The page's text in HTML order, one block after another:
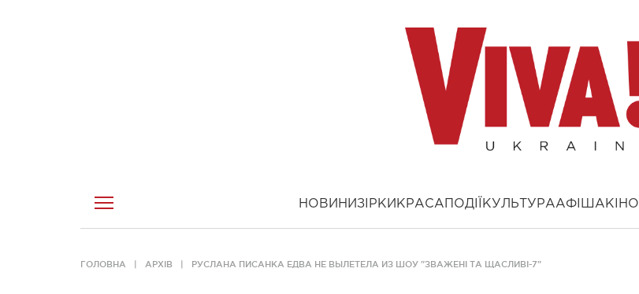
НОВИНИ ЗІРКИ КРАСА ПОДІЇ КУЛЬТУРААФІША КІНО
ГОЛОВНА АРХІВ РУСЛАНА ПИСАНКА ЕДВА НЕ ВЫЛЕТЕЛА ИЗ ШОУ "ЗВАЖЕНІ ТА ЩАСЛИВІ-7"